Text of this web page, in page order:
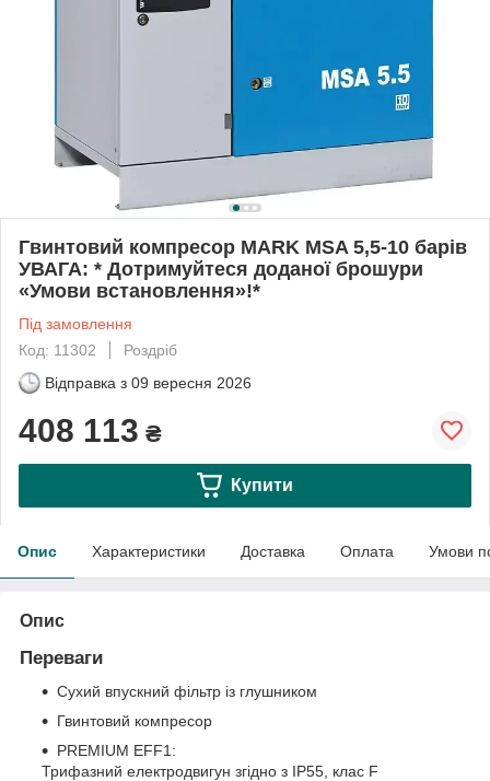
Гвинтовий компресор MARK MSA 5,5-10 барів
УВАГА: * Дотримуйтеся доданої брошури
«Умови встановлення»!*
Під замовлення
Код: 11302
Роздріб
Відправка з 09 вересня 2026
408 113 ₴
Купити
Опис Характеристики Доставка Оплата Умови
Опис
Переваги
Сухий впускний фільтр із глушником
Гвинтовий компресор
PREMIUM EFF1:
Трифазний електродвигун згідно з IP55, клас F